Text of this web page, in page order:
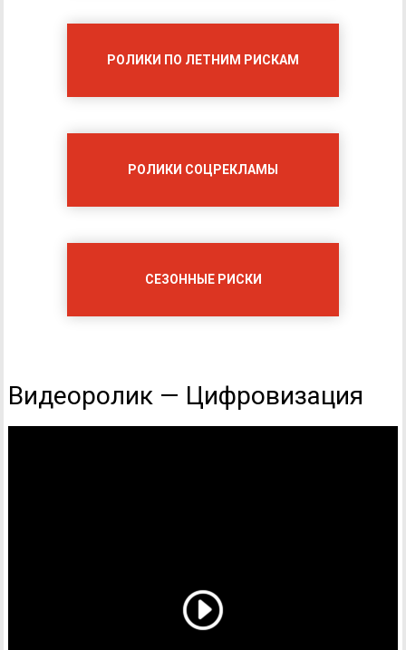
РОЛИКИ ПО ЛЕТНИМ РИСКАМ
РОЛИКИ СОЦРЕКЛАМЫ
СЕЗОННЫЕ РИСКИ
Видеоролик — Цифровизация